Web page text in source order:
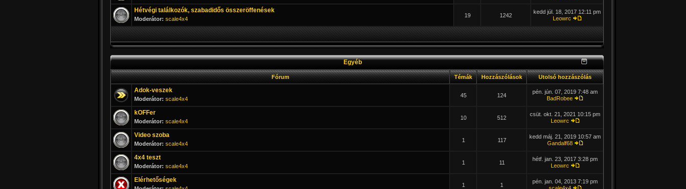
Hétvégi találkozók, szabadidős összeröffenések
Moderátor: scale4x4
19 1242
kedd júl. 18, 2017 12:11 pm
Leowrc
Egyéb
Fórum Témák Hozzászólások Utolsó hozzászólás
Adok-veszek
Moderátor: scale4x4
45 124
pén. jún. 07, 2019 7:48 am
BadRobee
kOFFer
Moderátor: scale4x4
10 512
csüt. okt. 21, 2021 10:15 pm
Leowrc
Video szoba
Moderátor: scale4x4
1 117
kedd máj. 21, 2019 10:57 am
Gandalf68
4x4 teszt
Moderátor: scale4x4
1 11
hétf. jan. 23, 2017 3:28 pm
Leowrc
Elérhetőségek
1 1
pén. jan. 04, 2013 7:19 pm